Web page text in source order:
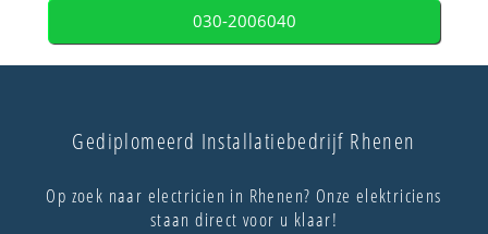
030-2006040
Gediplomeerd Installatiebedrijf Rhenen
Op zoek naar electricien in Rhenen? Onze elektriciens
staan direct voor u klaar!